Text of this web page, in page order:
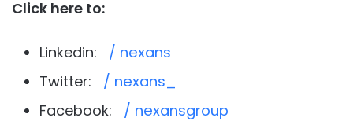
Click here to:
Linkedin:
/ nexans
Twitter:
/ nexans_
Facebook:
/ nexansgroup